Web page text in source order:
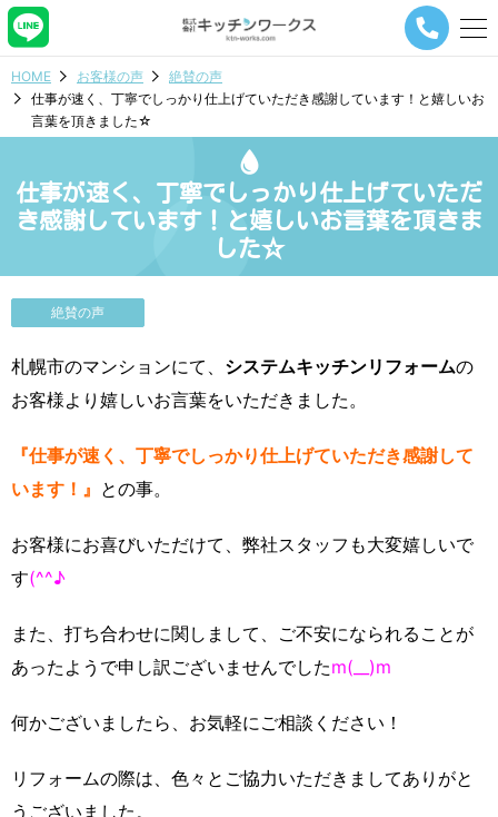
メ
ー
ビ
ー
シ
ョ
タ
HOME お客様の声
絶賛の声
仕事が速く、丁寧でしっかり仕上げていただき感謝しています！と嬉しいお
言葉を頂きました☆
仕事が速く、丁寧でしっかり仕上げていただ
き感謝しています！と嬉しいお言葉を頂きま
した☆
絶賛の声
札幌市のマンションにて、 システムキッチンリフォームの
お客様より嬉しいお言葉をいただきました。
『仕事が速く、丁寧でしっかり仕上げていただき感謝して
います！』 との事。
お客様にお喜びいただけて、弊社スタッフも大変嬉しいで
す(^^♪
また、打ち合わせに関しまして、ご不安になられることが
あったようで申し訳ございませんでしたm(__)m
何かございましたら、お気軽にご相談ください！
リフォームの際は、色々とご協力いただきましてありがと
うございました。